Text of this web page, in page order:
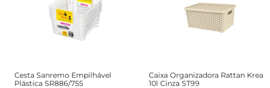
Cesta Sanremo Empilhável
Plástica SR886/755
Caixa Organizadora Rattan Krea
10l Cinza ST99